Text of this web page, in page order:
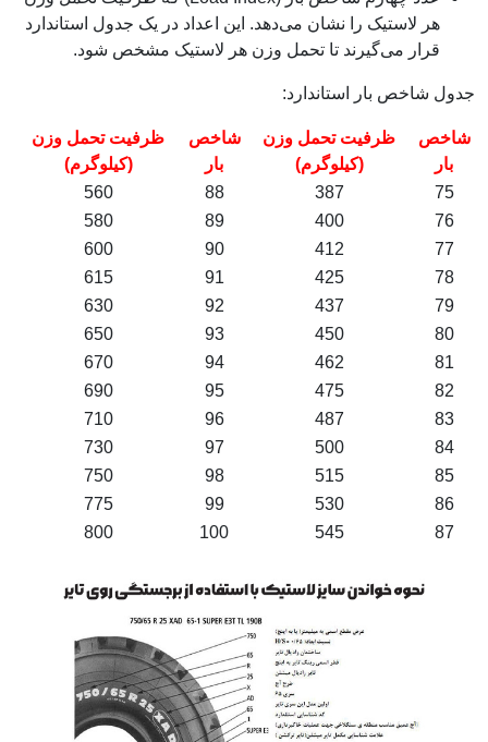
هر لاستیک را نشان می‌دهد. این اعداد در یک جدول استاندارد
قرار می‌گیرند تا تحمل وزن هر لاستیک مشخص شود.
جدول شاخص بار استاندارد:
شاخص
بار
ظرفیت تحمل وزن
(کیلوگرم)
شاخص
بار
ظرفیت تحمل وزن
(کیلوگرم)
75
387
88
560
76
400
89
580
77
412
90
600
78
425
91
615
79
437
92
630
80
450
93
650
81
462
94
670
82
475
95
690
83
487
96
710
84
500
97
730
85
515
98
750
86
530
99
775
87
545
100
800